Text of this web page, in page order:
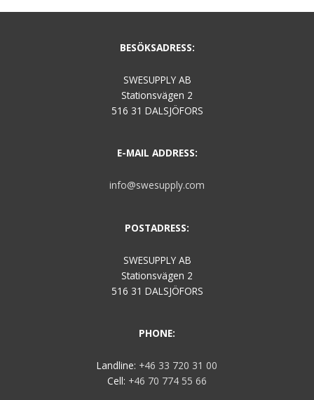
BESÖKSADRESS:
SWESUPPLY AB
Stationsvägen 2
516 31 DALSJÖFORS
E-MAIL ADDRESS:
info@swesupply.com
POSTADRESS:
SWESUPPLY AB
Stationsvägen 2
516 31 DALSJÖFORS
PHONE:
Landline: +46 33 720 31 00
Cell: +46 70 774 55 66